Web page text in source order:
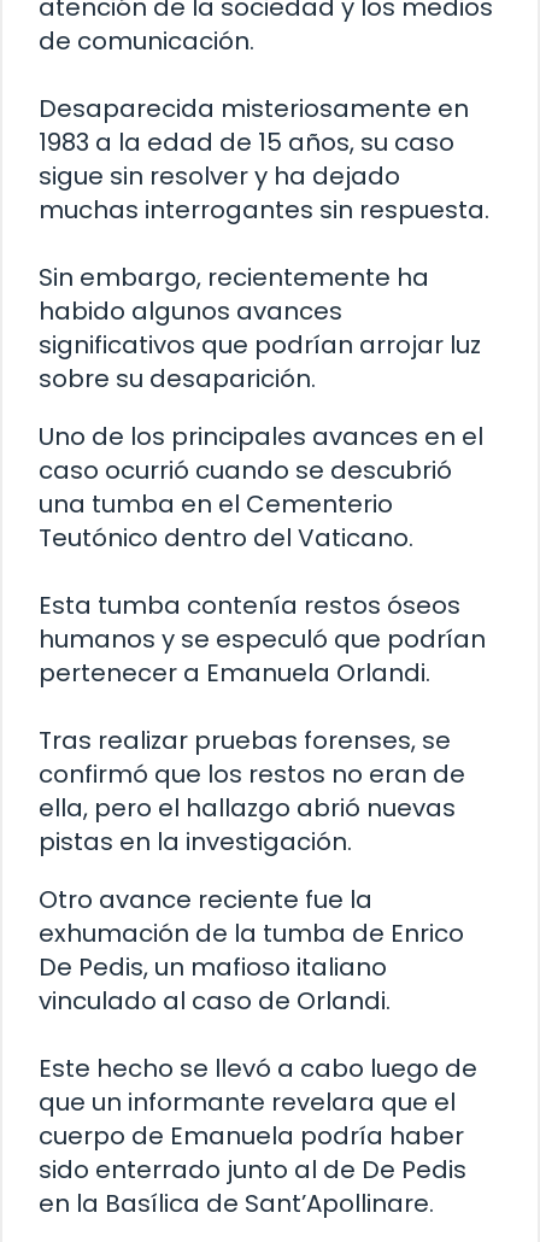
atención de la sociedad y los medios
de comunicación.
Desaparecida misteriosamente en
1983 a la edad de 15 años, su caso
sigue sin resolver y ha dejado
muchas interrogantes sin respuesta.
Sin embargo, recientemente ha
habido algunos avances
significativos que podrían arrojar luz
sobre su desaparición.
Uno de los principales avances en el
caso ocurrió cuando se descubrió
una tumba en el Cementerio
Teutónico dentro del Vaticano.
Esta tumba contenía restos óseos
humanos y se especuló que podrían
pertenecer a Emanuela Orlandi.
Tras realizar pruebas forenses, se
confirmó que los restos no eran de
ella, pero el hallazgo abrió nuevas
pistas en la investigación.
Otro avance reciente fue la
exhumación de la tumba de Enrico
De Pedis, un mafioso italiano
vinculado al caso de Orlandi.
Este hecho se llevó a cabo luego de
que un informante revelara que el
cuerpo de Emanuela podría haber
sido enterrado junto al de De Pedis
en la Basílica de Sant’Apollinare.